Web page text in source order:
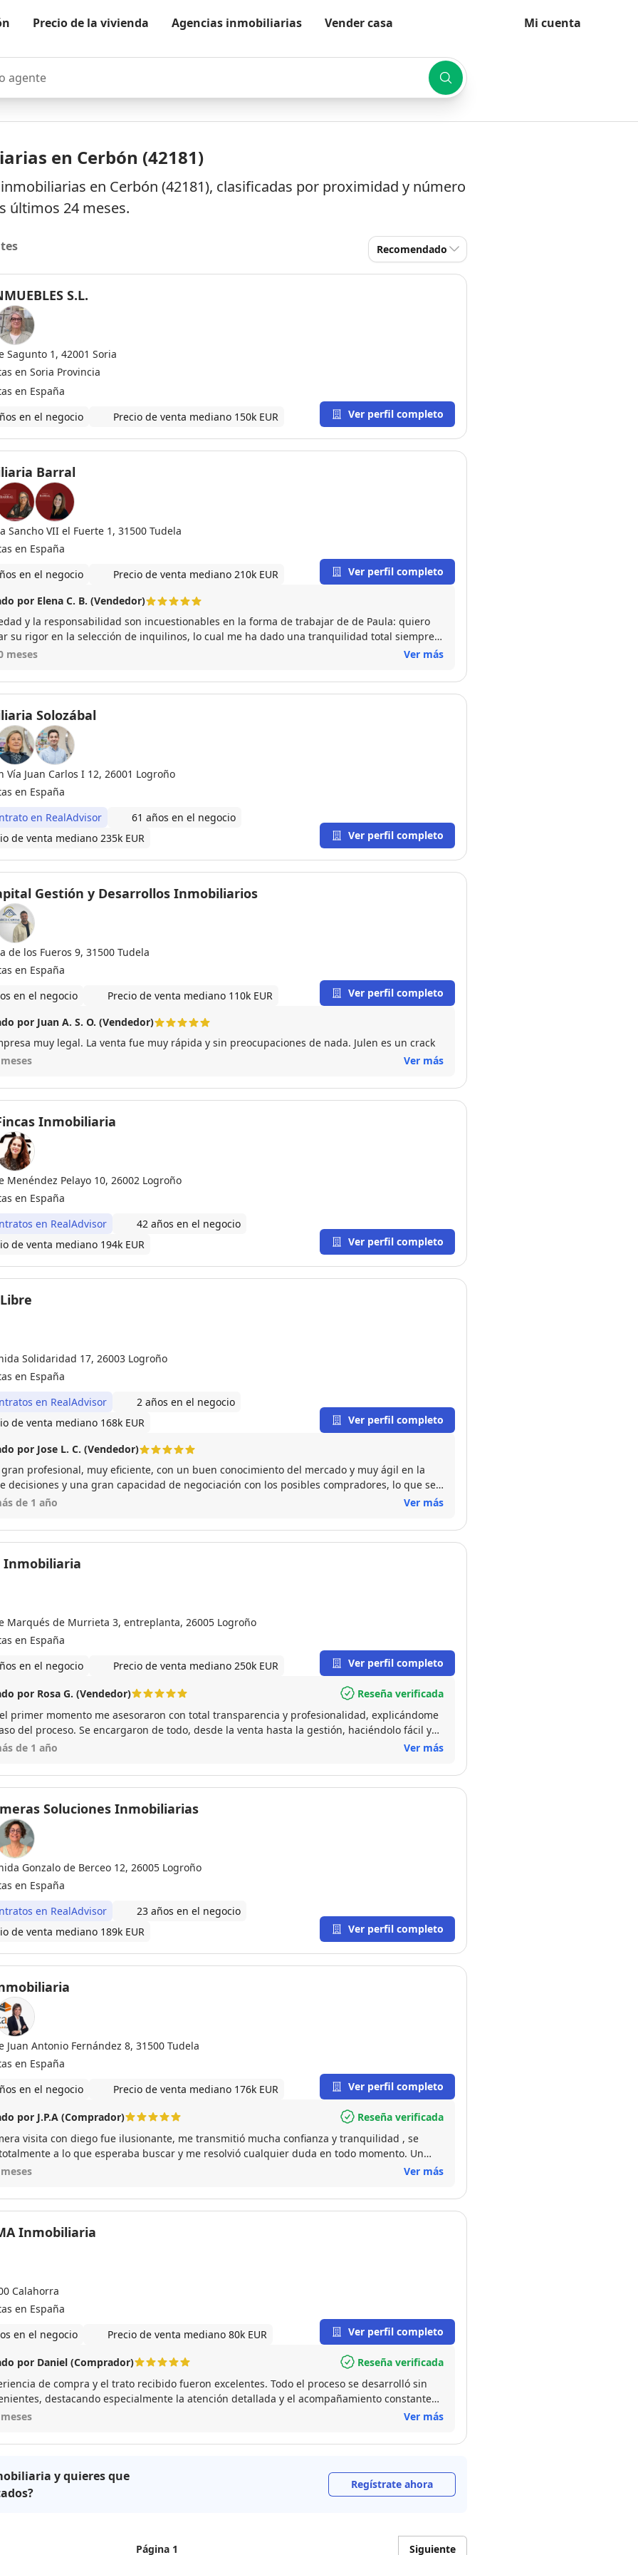
Precio de la vivienda Agencias inmobiliarias Vender casa Mi cuenta
en Cerbón (42181)
en Cerbón (42181), clasificadas por proximidad y número
últimos 24 meses.
Recomendado
S.L.
Sagunto 1, 42001 Soria
en Soria Provincia
en España
en el negocio
Precio de venta mediano 150k EUR Ver perfil completo
Barral
Sancho VII el Fuerte 1, 31500 Tudela
en España
en el negocio
Precio de venta mediano 210k EUR Ver perfil completo
por Elena C. B. (Vendedor)
y la responsabilidad son incuestionables en la forma de trabajar de de Paula: quiero
su rigor en la selección de inquilinos, lo cual me ha dado una tranquilidad total siempre
confiado la gestión de alquileres. Si buscas una agente profesional, seria y responsable
meses Ver más
Solozábal
Vía Juan Carlos I 12, 26001 Logroño
en España
en RealAdvisor
61 años en el negocio
de venta mediano 235k EUR
Ver perfil completo
Gestión y Desarrollos Inmobiliarios
de los Fueros 9, 31500 Tudela
en España
en el negocio
Precio de venta mediano 110k EUR Ver perfil completo
por Juan A. S. O. (Vendedor)
muy legal. La venta fue muy rápida y sin preocupaciones de nada. Julen es un crack
Ver más
Inmobiliaria
Menéndez Pelayo 10, 26002 Logroño
en España
en RealAdvisor
42 años en el negocio
de venta mediano 194k EUR
Ver perfil completo
Solidaridad 17, 26003 Logroño
en España
en RealAdvisor
2 años en el negocio
de venta mediano 168k EUR
Ver perfil completo
por Jose L. C. (Vendedor)
gran profesional, muy eficiente, con un buen conocimiento del mercado y muy ágil en la
decisiones y una gran capacidad de negociación con los posibles compradores, lo que se
en llevar al éxito la operación en un periodo corto de tiempo. Si duda una muy buena
de 1 año Ver más
Inmobiliaria
Marqués de Murrieta 3, entreplanta, 26005 Logroño
en España
en el negocio
Precio de venta mediano 250k EUR Ver perfil completo
por Rosa G. (Vendedor)
Reseña verificada
primer momento me asesoraron con total transparencia y profesionalidad, explicándome
del proceso. Se encargaron de todo, desde la venta hasta la gestión, haciéndolo fácil y
de 1 año Ver más
Soluciones Inmobiliarias
Gonzalo de Berceo 12, 26005 Logroño
en España
en RealAdvisor
23 años en el negocio
de venta mediano 189k EUR
Ver perfil completo
Juan Antonio Fernández 8, 31500 Tudela
en España
en el negocio
Precio de venta mediano 176k EUR Ver perfil completo
por J.P.A (Comprador)
Reseña verificada
visita con diego fue ilusionante, me transmitió mucha confianza y tranquilidad , se
a lo que esperaba buscar y me resolvió cualquier duda en todo momento. Un
Ver más
Inmobiliaria
Calahorra
en España
en el negocio
Precio de venta mediano 80k EUR Ver perfil completo
por Daniel (Comprador)
Reseña verificada
de compra y el trato recibido fueron excelentes. Todo el proceso se desarrolló sin
destacando especialmente la atención detallada y el acompañamiento constante
de Juan. Recomiendo plenamente trabajar con él por su profesionalidad y amplio Ver más
y quieres que
Regístrate ahora
Página 1 Siguiente